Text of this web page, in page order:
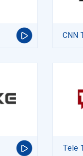
CNN
Tele 1